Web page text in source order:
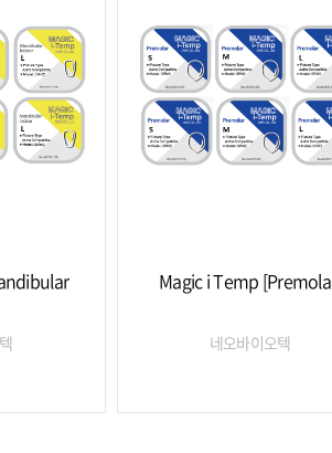
Magic i Temp
네오바이오텍